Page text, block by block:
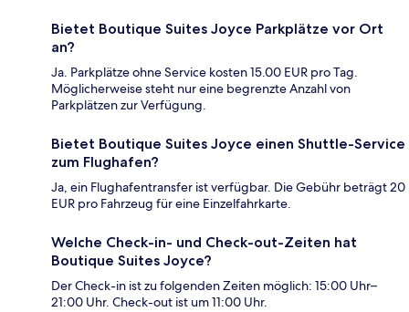
Bietet Boutique Suites Joyce Parkplätze vor Ort
an?
Ja. Parkplätze ohne Service kosten 15.00 EUR pro Tag.
Möglicherweise steht nur eine begrenzte Anzahl von
Parkplätzen zur Verfügung.
Bietet Boutique Suites Joyce einen Shuttle-Service
zum Flughafen?
Ja, ein Flughafentransfer ist verfügbar. Die Gebühr beträgt 20
EUR pro Fahrzeug für eine Einzelfahrkarte.
Welche Check-in- und Check-out-Zeiten hat
Boutique Suites Joyce?
Der Check-in ist zu folgenden Zeiten möglich: 15:00 Uhr–
21:00 Uhr. Check-out ist um 11:00 Uhr.